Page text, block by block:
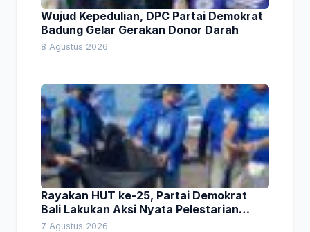
Wujud Kepedulian, DPC Partai Demokrat
Badung Gelar Gerakan Donor Darah
8 Agustus 2026
Rayakan HUT ke-25, Partai Demokrat
Bali Lakukan Aksi Nyata Pelestarian
Lingkungan
7 Agustus 2026